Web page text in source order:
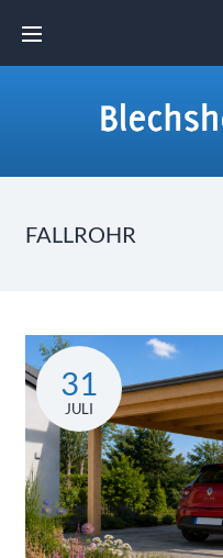
content
FALLROHR
Schlagwort:
Fallrohr
31
JULI